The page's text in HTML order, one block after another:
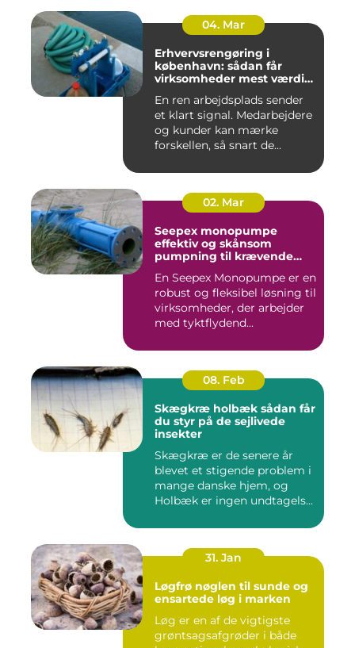
04. Mar
Erhvervsrengøring i
københavn: sådan får
virksomheder mest værdi
En ren arbejdsplads sender
et klart signal. Medarbejdere
og kunder kan mærke
forskellen, så snart de...
02. Mar
Seepex monopumpe
effektiv og skånsom
pumpning til krævende
En Seepex Monopumpe er en
robust og fleksibel løsning til
virksomheder, der arbejder
med tyktflydend...
08. Feb
Skægkræ holbæk sådan får
du styr på de sejlivede
insekter
Skægkræ er de senere år
blevet et stigende problem i
mange danske hjem, og
Holbæk er ingen undtagels...
31. Jan
Løgfrø nøglen til sunde og
ensartede løg i marken
Løg er en af de vigtigste
grøntsagsafgrøder i både